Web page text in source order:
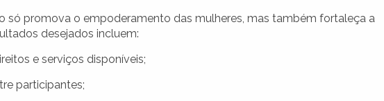
só promova o empoderamento das mulheres, mas também fortaleça a
desejados incluem:
e serviços disponíveis;
participantes;